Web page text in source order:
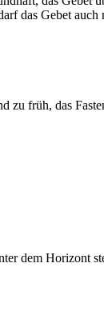
das Gebet
zu früh, das
dem Horizont